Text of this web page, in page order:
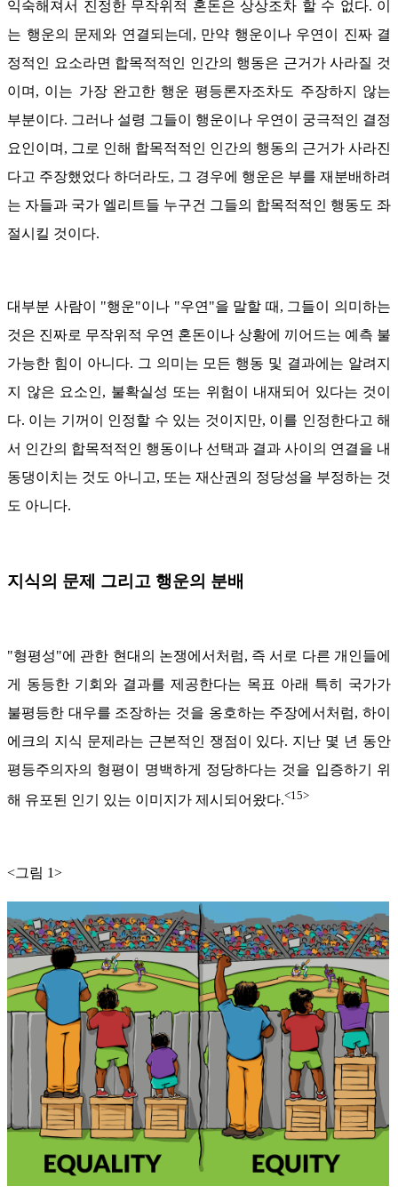
익숙해져서 진정한 무작위적 혼돈은 상상조차 할 수 없다. 이
는 행운의 문제와 연결되는데, 만약 행운이나 우연이 진짜 결
정적인 요소라면 합목적적인 인간의 행동은 근거가 사라질 것
이며, 이는 가장 완고한 행운 평등론자조차도 주장하지 않는
부분이다. 그러나 설령 그들이 행운이나 우연이 궁극적인 결정
요인이며, 그로 인해 합목적적인 인간의 행동의 근거가 사라진
다고 주장했었다 하더라도, 그 경우에 행운은 부를 재분배하려
는 자들과 국가 엘리트들 누구건 그들의 합목적적인 행동도 좌
절시킬 것이다.
대부분 사람이 "행운"이나 "우연"을 말할 때, 그들이 의미하는
것은 진짜로 무작위적 우연 혼돈이나 상황에 끼어드는 예측 불
가능한 힘이 아니다. 그 의미는 모든 행동 및 결과에는 알려지
지 않은 요소인, 불확실성 또는 위험이 내재되어 있다는 것이
다. 이는 기꺼이 인정할 수 있는 것이지만, 이를 인정한다고 해
서 인간의 합목적적인 행동이나 선택과 결과 사이의 연결을 내
동댕이치는 것도 아니고, 또는 재산권의 정당성을 부정하는 것
도 아니다.
지식의 문제 그리고 행운의 분배
"형평성"에 관한 현대의 논쟁에서처럼, 즉 서로 다른 개인들에
게 동등한 기회와 결과를 제공한다는 목표 아래 특히 국가가
불평등한 대우를 조장하는 것을 옹호하는 주장에서처럼, 하이
에크의 지식 문제라는 근본적인 쟁점이 있다. 지난 몇 년 동안
평등주의자의 형평이 명백하게 정당하다는 것을 입증하기 위
해 유포된 인기 있는 이미지가 제시되어왔다.<15>
<그림 1>